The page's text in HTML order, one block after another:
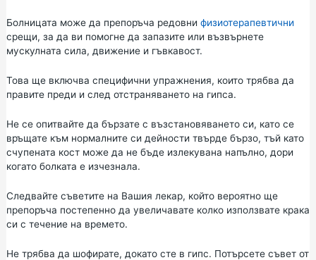
Болницата може да препоръча редовни физиотерапевтични
срещи, за да ви помогне да запазите или възвърнете
мускулната сила, движение и гъвкавост.
Това ще включва специфични упражнения, които трябва да
правите преди и след отстраняването на гипса.
Не се опитвайте да бързате с възстановяването си, като се
връщате към нормалните си дейности твърде бързо, тъй като
счупената кост може да не бъде излекувана напълно, дори
когато болката е изчезнала.
Следвайте съветите на Вашия лекар, който вероятно ще
препоръча постепенно да увеличавате колко използвате крака
си с течение на времето.
Не трябва да шофирате, докато сте в гипс. Потърсете съвет от